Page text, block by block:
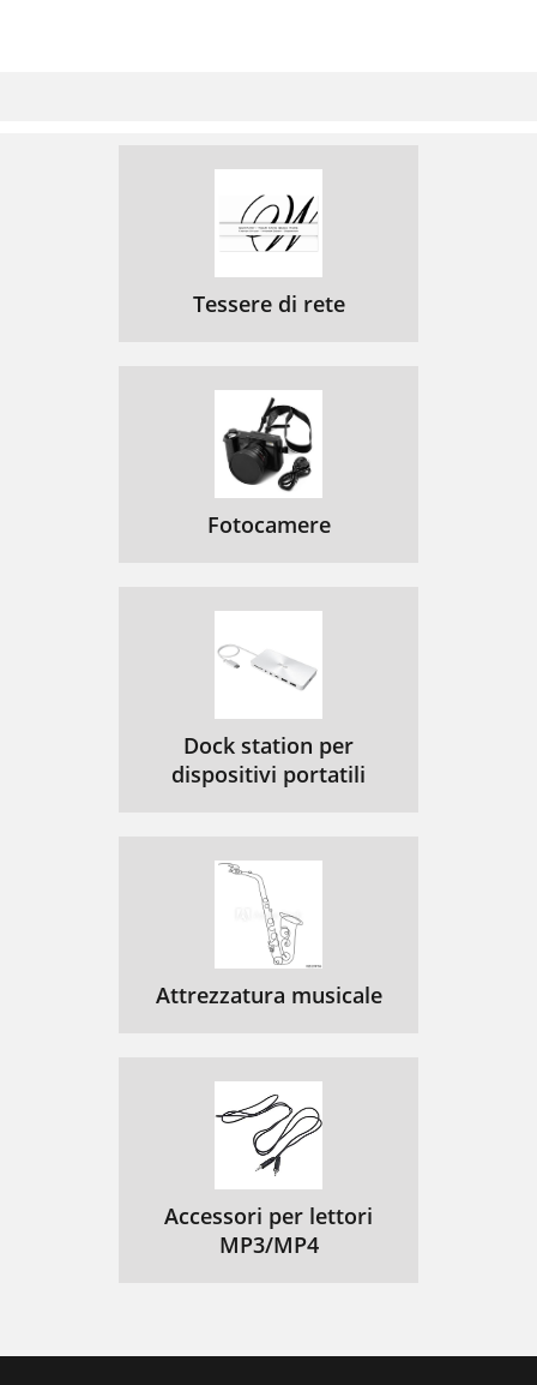
Tessere di rete
Fotocamere
Dock station per
dispositivi portatili
Attrezzatura musicale
Accessori per lettori
MP3/MP4